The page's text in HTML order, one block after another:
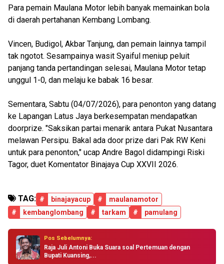
Para pemain Maulana Motor lebih banyak memainkan bola
di daerah pertahanan Kembang Lombang.
Vincen, Budigol, Akbar Tanjung, dan pemain lainnya tampil
tak ngotot. Sesampainya wasit Syaiful meniup peluit
panjang tanda pertandingan selesai, Maulana Motor tetap
unggul 1-0, dan melaju ke babak 16 besar.
Sementara, Sabtu (04/07/2026), para penonton yang datang
ke Lapangan Latus Jaya berkesempatan mendapatkan
doorprize. "Saksikan partai menarik antara Pukat Nusantara
melawan Persipu. Bakal ada door prize dari Pak RW Keni
untuk para penonton," ucap Andre Bagol didampingi Riski
Tagor, duet Komentator Binajaya Cup XXVII 2026.
TAG: # binajayacup #
maulanamotor
#
kembanglombang # tarkam # pamulang
Pos Sebelumnya:
Raja Juli Antoni Buka Suara soal Pertemuan dengan
Bupati Kuansing,...